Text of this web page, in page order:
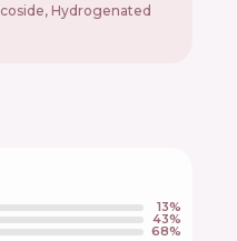
Hydrogenated
13%
43%
68%